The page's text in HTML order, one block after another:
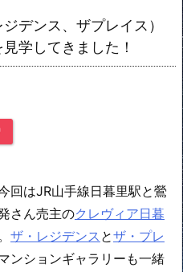
デンス、ザプレイス）
学してきました！
回はJR山手線日暮里駅と鶯
さん売主のクレヴィア日暮
ザ・レジデンス とザ・プレ
ンションギャラリーも一緒